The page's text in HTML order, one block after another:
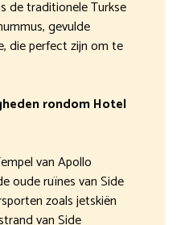
de traditionele Turkse
gevulde
die perfect zijn om te
rondom Hotel
van Apollo
oude ruïnes van Side
zoals jetskiën
van Side